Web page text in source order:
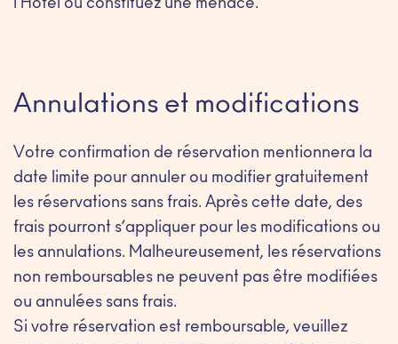
l’Hôtel ou constituez une menace.
Annulations et modifications
Votre confirmation de réservation mentionnera la
date limite pour annuler ou modifier gratuitement
les réservations sans frais. Après cette date, des
frais pourront s’appliquer pour les modifications ou
les annulations. Malheureusement, les réservations
non remboursables ne peuvent pas être modifiées
ou annulées sans frais.
Si votre réservation est remboursable, veuillez